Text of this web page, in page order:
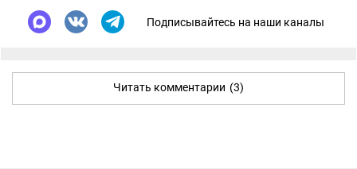
Подписывайтесь на наши каналы
Читать комментарии (3)